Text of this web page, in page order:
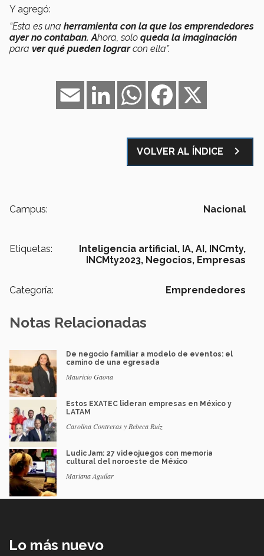
Y agregó:
“Esta es una herramienta con la que los emprendedores
ayer no contaban. Ahora, solo queda la imaginación
para ver qué pueden lograrcon ella”.
Facebook
WhatsApp
LinkedIn
Email
VOLVER AL ÍNDICE navigate_next
Campus: Nacional
Etiquetas: Inteligencia artificial, IA, AI, INCmty,
INCMty2023, Negocios, Empresas
Categoría: Emprendedores
Notas Relacionadas
De negocio familiar a modelo de eventos: el
camino de una egresada
Mauricio Gaona
Estos EXATEC lideran empresas en México y
LATAM
Carolina Contreras y Rebeca Ruiz
Ludic Jam: 27 videojuegos con memoria
cultural del noroeste de México
Mariana Aguilar
Lo más nuevo